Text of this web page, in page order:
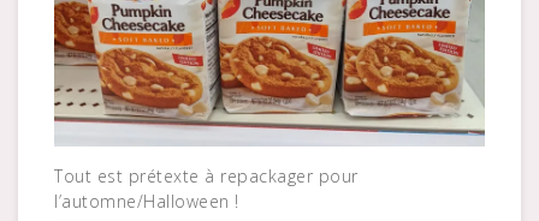
Tout est prétexte à repackager pour
l’automne/Halloween !